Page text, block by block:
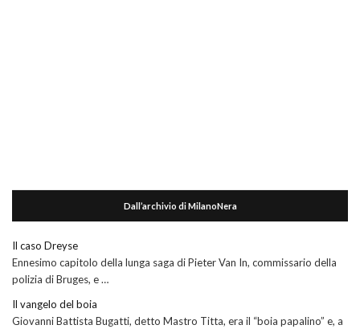
Dall’archivio di MilanoNera
Il caso Dreyse
Ennesimo capitolo della lunga saga di Pieter Van In, commissario della
polizia di Bruges, e …
Il vangelo del boia
Giovanni Battista Bugatti, detto Mastro Titta, era il “boia papalino” e, a